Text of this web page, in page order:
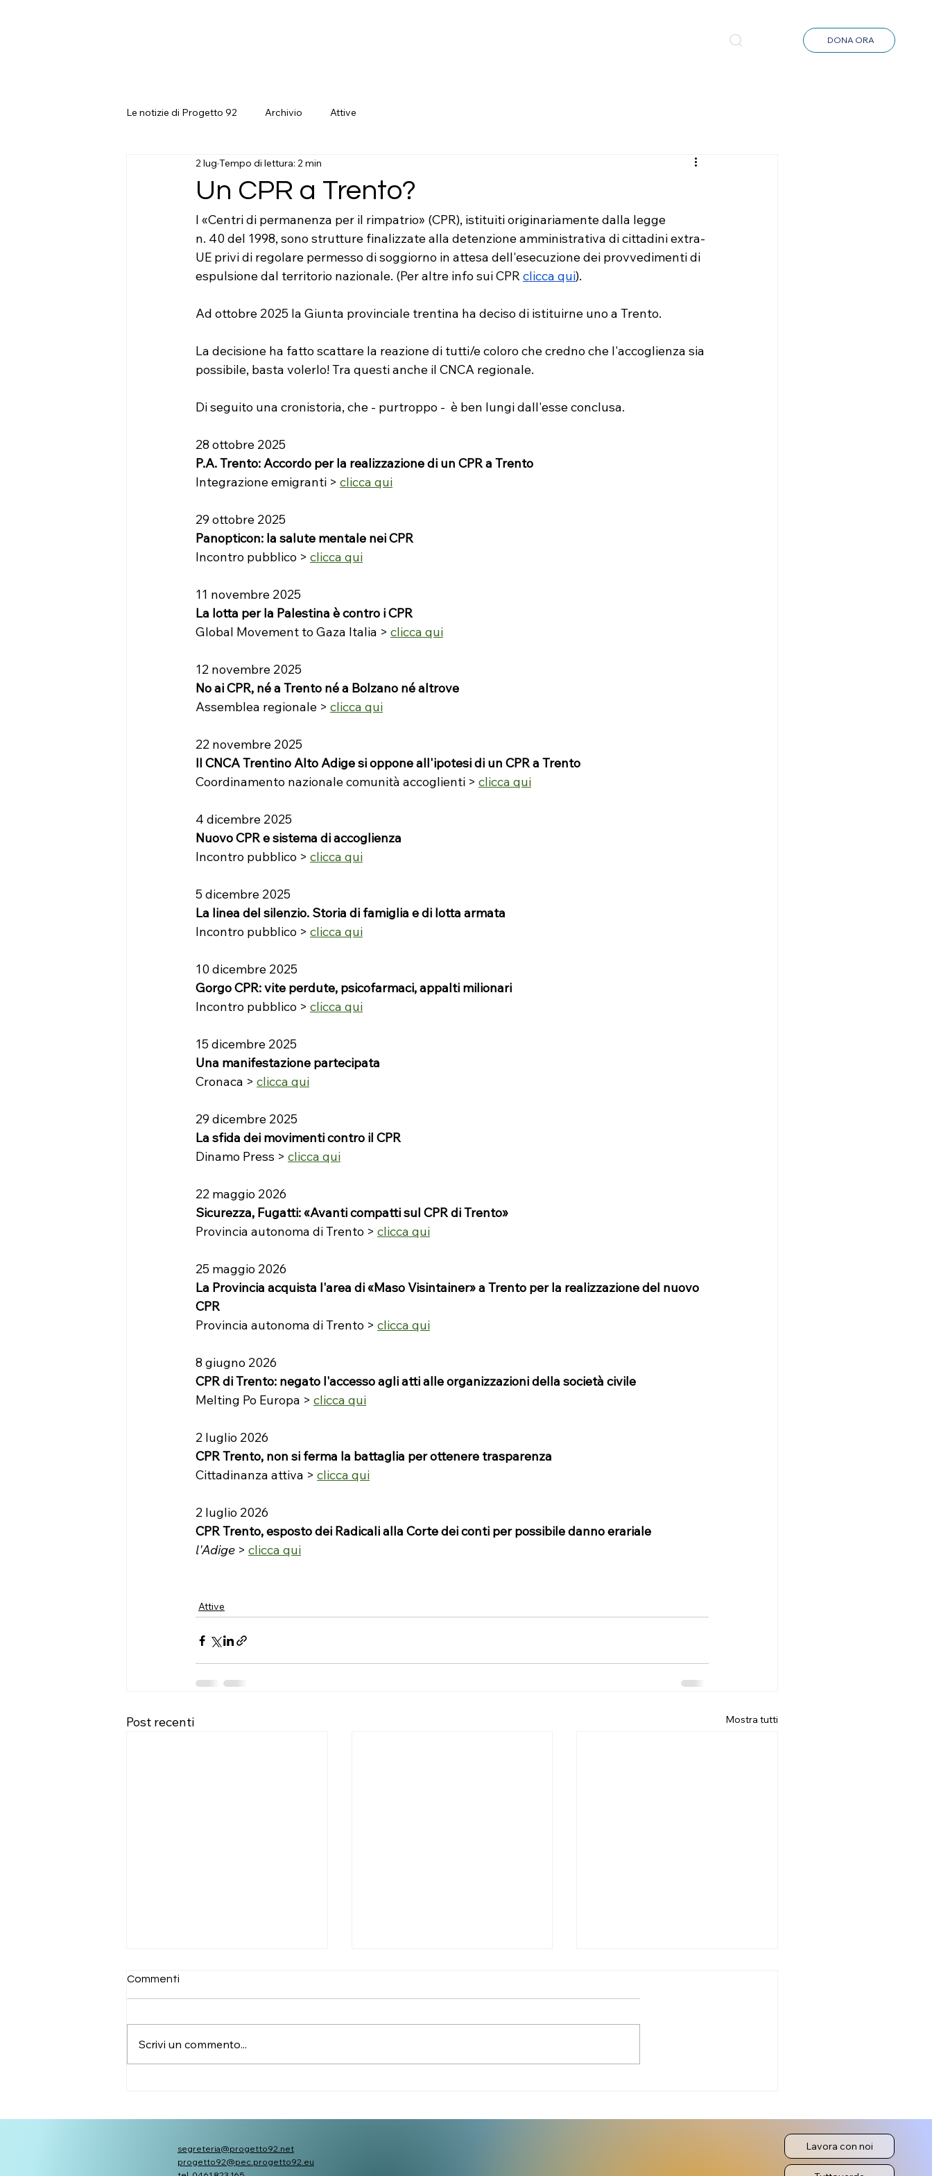
DONA ORA
Le notizie di Progetto 92 Archivio Attive
Un CPR a Trento?
2 lug Tempo di lettura: 2 min
I «Centri di permanenza per il rimpatrio» (CPR), istituiti originariamente dalla legge
n. 40 del 1998, sono strutture finalizzate alla detenzione amministrativa di cittadini extra-
UE privi di regolare permesso di soggiorno in attesa dell'esecuzione dei provvedimenti di
espulsione dal territorio nazionale. (Per altre info sui CPR clicca qui).
Ad ottobre 2025 la Giunta provinciale trentina ha deciso di istituirne uno a Trento.
La decisione ha fatto scattare la reazione di tutti/e coloro che credno che l'accoglienza sia
possibile, basta volerlo! Tra questi anche il CNCA regionale.
Di seguito una cronistoria, che - purtroppo -  è ben lungi dall'esse conclusa.
28 ottobre 2025
P.A. Trento: Accordo per la realizzazione di un CPR a Trento
Integrazione emigranti > clicca qui
29 ottobre 2025
Panopticon: la salute mentale nei CPR
Incontro pubblico > clicca qui
11 novembre 2025
La lotta per la Palestina è contro i CPR
Global Movement to Gaza Italia > clicca qui
12 novembre 2025
No ai CPR, né a Trento né a Bolzano né altrove
Assemblea regionale > clicca qui
22 novembre 2025
Il CNCA Trentino Alto Adige si oppone all'ipotesi di un CPR a Trento
Coordinamento nazionale comunità accoglienti > clicca qui
4 dicembre 2025
Nuovo CPR e sistema di accoglienza
Incontro pubblico > clicca qui
5 dicembre 2025
La linea del silenzio. Storia di famiglia e di lotta armata
Incontro pubblico > clicca qui
10 dicembre 2025
Gorgo CPR: vite perdute, psicofarmaci, appalti milionari
Incontro pubblico > clicca qui
15 dicembre 2025
Una manifestazione partecipata
Cronaca > clicca qui
29 dicembre 2025
La sfida dei movimenti contro il CPR
Dinamo Press > clicca qui
22 maggio 2026
Sicurezza, Fugatti: «Avanti compatti sul CPR di Trento»
Provincia autonoma di Trento > clicca qui
25 maggio 2026
La Provincia acquista l'area di «Maso Visintainer» a Trento per la realizzazione del nuovo
CPR
Provincia autonoma di Trento > clicca qui
8 giugno 2026
CPR di Trento: negato l'accesso agli atti alle organizzazioni della società civile
Melting Po Europa > clicca qui
2 luglio 2026
CPR Trento, non si ferma la battaglia per ottenere trasparenza
Cittadinanza attiva > clicca qui
2 luglio 2026
CPR Trento, esposto dei Radicali alla Corte dei conti per possibile danno erariale
l'Adige > clicca qui
Attive
Post recenti Mostra tutti
Commenti
Scrivi un commento...
segreteria@progetto92.net
progetto92@pec.progetto92.eu
Lavora con noi